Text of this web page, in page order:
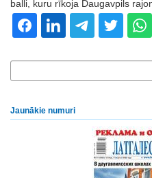
balli, kuru rīkoja Daugavpils
Jaunākie numuri